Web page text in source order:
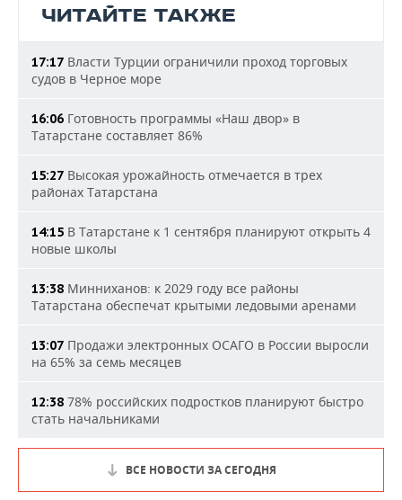
ЧИТАЙТЕ ТАКЖЕ
17:17 Власти Турции ограничили проход торговых
судов в Черное море
16:06 Готовность программы «Наш двор» в
Татарстане составляет 86%
15:27 Высокая урожайность отмечается в трех
районах Татарстана
14:15 В Татарстане к 1 сентября планируют открыть 4
новые школы
13:38 Минниханов: к 2029 году все районы
Татарстана обеспечат крытыми ледовыми аренами
13:07 Продажи электронных ОСАГО в России выросли
на 65% за семь месяцев
12:38 78% российских подростков планируют быстро
стать начальниками
ВСЕ НОВОСТИ ЗА СЕГОДНЯ